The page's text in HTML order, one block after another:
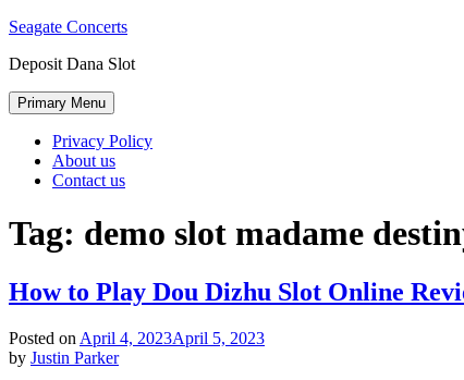
Skip
content
Seagate Concerts
Deposit Dana Slot
Primary Menu
Privacy Policy
About us
Contact us
Tag: demo slot madame
How to Play Dou Dizhu Slot Online
Posted on April 4, 2023April 5, 2023
by Justin Parker